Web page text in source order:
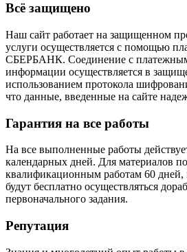
Всё защищено
Наш сайт работает на защищенном
услуги осуществляется с помощью
СБЕРБАНК. Соединение с
информации осуществляется в
использованием протокола
что данные, введенные на сайте
Гарантия на все работы
На все выполненные работы
календарных дней. Для материалов
квалификационным работам 60 дней,
будут бесплатно осуществляться
первоначального задания.
Репутация